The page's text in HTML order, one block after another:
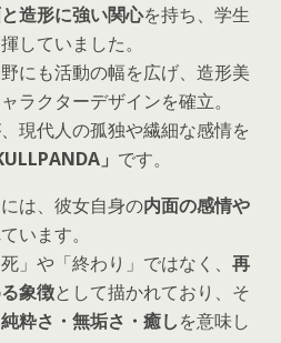
造形に強い関心を持ち、学生
していました。
にも活動の幅を広げ、造形美
ラクターデザインを確立。
現代人の孤独や繊細な感情を
」 です。
は、彼女自身の内面の感情や
います。
」や「終わり」ではなく、 再
象徴として描かれており、そ
純粋さ・無垢さ・癒しを意味し